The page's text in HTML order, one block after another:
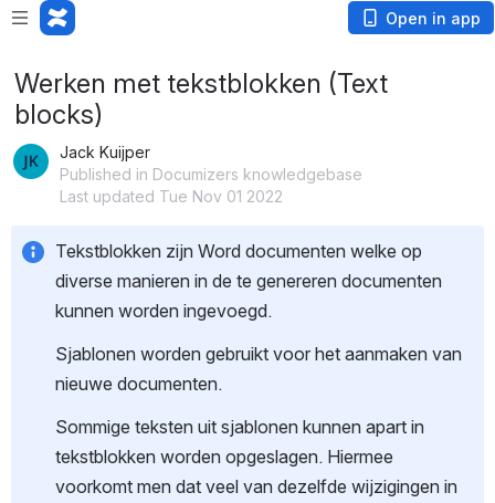
Open in app
Werken met tekstblokken (Text
blocks)
Jack Kuijper
Published in Documizers knowledgebase
Last updated Tue Nov 01 2022
Tekstblokken zijn Word documenten welke op
diverse manieren in de te genereren documenten
kunnen worden ingevoegd.
Sjablonen worden gebruikt voor het aanmaken van
nieuwe documenten.
Sommige teksten uit sjablonen kunnen apart in
tekstblokken worden opgeslagen. Hiermee
voorkomt men dat veel van dezelfde wijzigingen in